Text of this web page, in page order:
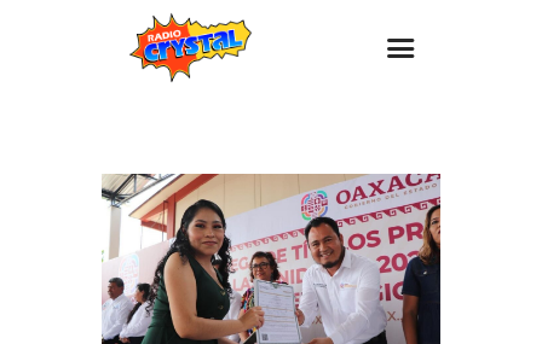
Estaciones
Eventos
Promociones
Noticias